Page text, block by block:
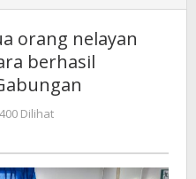
orang nelayan
berhasil
Dilihat